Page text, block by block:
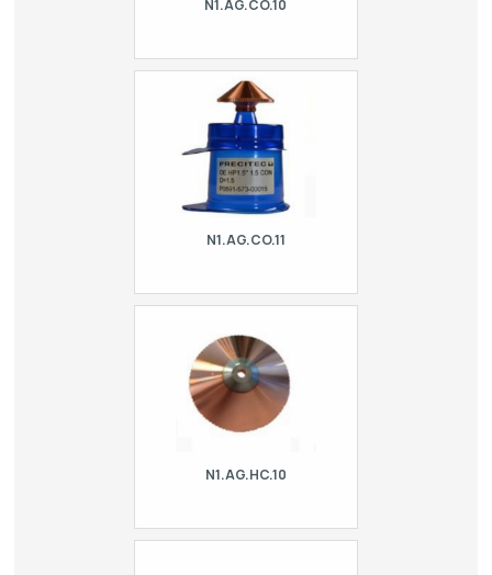
N1.AG.CO.10
Adira, Balliu, BLM | Adige, CR
Electronic, Cutlite Penta, Danobat,
Durma, Ermaksan, Esab, Finn-Power,
GHT, LVD, …
N1.AG.CO.11
Durma, Ermaksan, Esab, Finn-Power,
…
N1.AG.HC.10